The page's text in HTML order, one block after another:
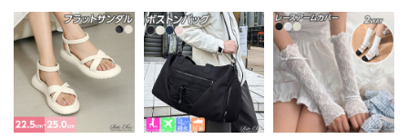
可愛い 大人女子 [LS-
CGT093]
ノースリーブ フェミ
ニン 大人可愛い 大人
女子 [LS-CGT088]
クジップ 大人可愛い
大人女子 [LS-CGK017]